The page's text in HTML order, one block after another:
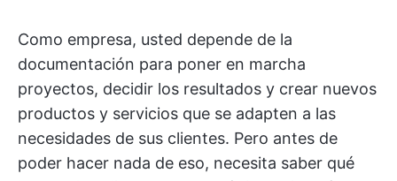
Como empresa, usted depende de la
documentación para poner en marcha
proyectos, decidir los resultados y crear nuevos
productos y servicios que se adapten a las
necesidades de sus clientes. Pero antes de
poder hacer nada de eso, necesita saber qué